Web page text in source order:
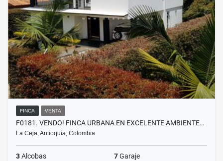
FINCA VENTA
F0181. VENDO! FINCA URBANA EN EXCELENTE AMBIENTE…
La Ceja, Antioquia, Colombia
3Alcobas 7Garaje